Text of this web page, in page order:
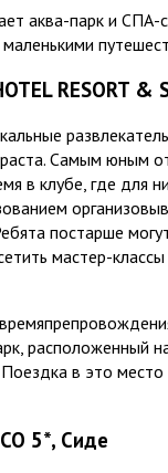
аква-парк и СПА-
RESORT &
Самым юным
в клубе, где для
постарше
мастер-
расположенный
в это место
5*, Сиде